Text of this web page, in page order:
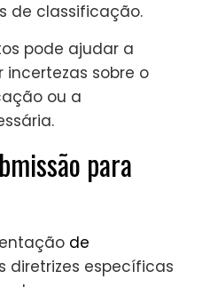
de classificação.
pode ajudar a
sobre o
ou a
para
de
diretrizes específicas